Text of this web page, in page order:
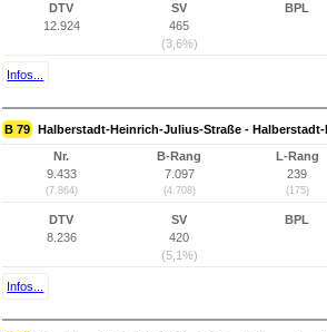
DTV
12.924
SV
465
(3,6%)
BPL
Infos...
B 79 Halberstadt-Heinrich-Julius-Straße -
Nr.
9.433
(7.864)
B-Rang
7.097
(4.708)
L-Rang
239
(175)
DTV
8.236
SV
420
(5,1%)
BPL
Infos...